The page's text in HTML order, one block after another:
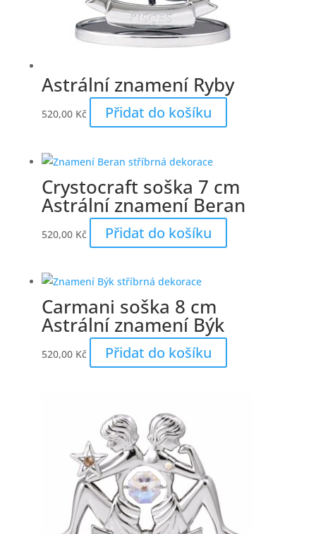
Astrální znamení Ryby
520,00 Kč Přidat do košíku
Crystocraft soška 7 cm
Astrální znamení Beran
520,00 Kč Přidat do košíku
Carmani soška 8 cm
Astrální znamení Býk
520,00 Kč Přidat do košíku